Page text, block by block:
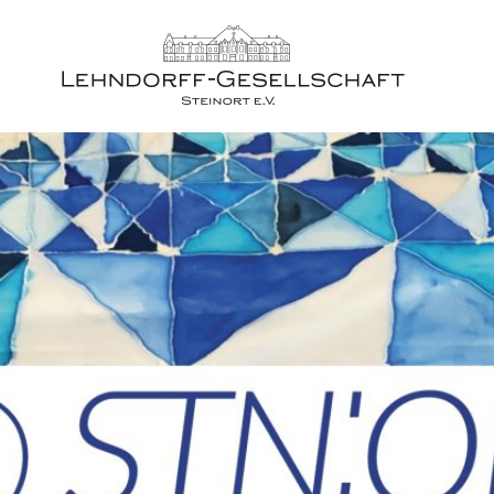
Projekt Steinort
STN:ORT Festival
Lehndorff-Gesellschaft
Aktuell
Geschichte
Filme